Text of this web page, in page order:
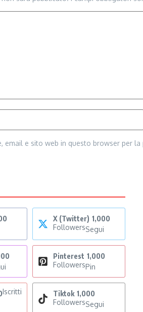
email e sito web in questo browser per
X (Twitter) 1,000
FollowersSegui
Pinterest 1,000
FollowersPin
Iscritti
Tiktok 1,000
FollowersSegui